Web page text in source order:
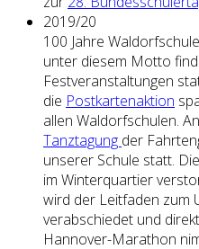
2019/20
100 Jahre
unter diesem Motto
Festveranstaltungen
die Postkartenaktion
allen Waldorfschulen.
Tanztagung der
unserer Schule statt.
im Winterquartier
wird der Leitfaden zum
verabschiedet und
Hannover-Marathon